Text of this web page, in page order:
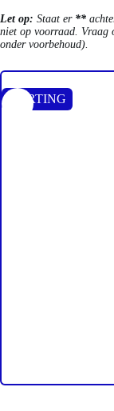
Let op: Staat er **
niet op voorraad. Vraag
onder voorbehoud).
KORTING